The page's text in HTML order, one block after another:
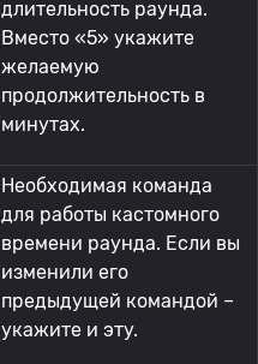
длительность раунда.
Вместо «5» укажите
желаемую
продолжительность в
минутах.
Необходимая команда
для работы кастомного
времени раунда. Если вы
изменили его
предыдущей командой –
укажите и эту.